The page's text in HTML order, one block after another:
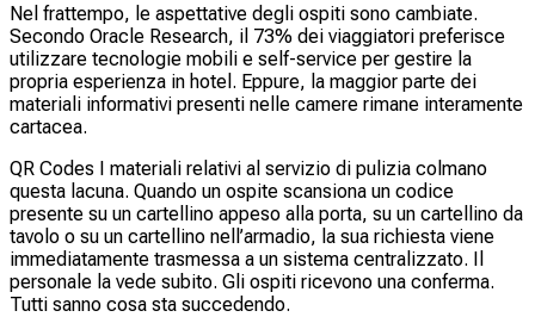
Nel frattempo, le aspettative degli ospiti sono cambiate.
Secondo Oracle Research, il 73% dei viaggiatori preferisce
utilizzare tecnologie mobili e self-service per gestire la
propria esperienza in hotel. Eppure, la maggior parte dei
materiali informativi presenti nelle camere rimane interamente
cartacea.
QR Codes I materiali relativi al servizio di pulizia colmano
questa lacuna. Quando un ospite scansiona un codice
presente su un cartellino appeso alla porta, su un cartellino da
tavolo o su un cartellino nell’armadio, la sua richiesta viene
immediatamente trasmessa a un sistema centralizzato. Il
personale la vede subito. Gli ospiti ricevono una conferma.
Tutti sanno cosa sta succedendo.